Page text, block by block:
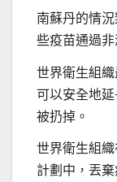
南蘇丹的情
些疫苗通過非
世界衛生組
可以安全地
被扔掉。
世界衛生組
計劃中，丟